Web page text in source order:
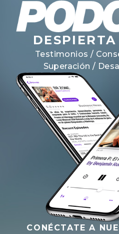
Testimonios /
Superación /
CONÉCTATE A